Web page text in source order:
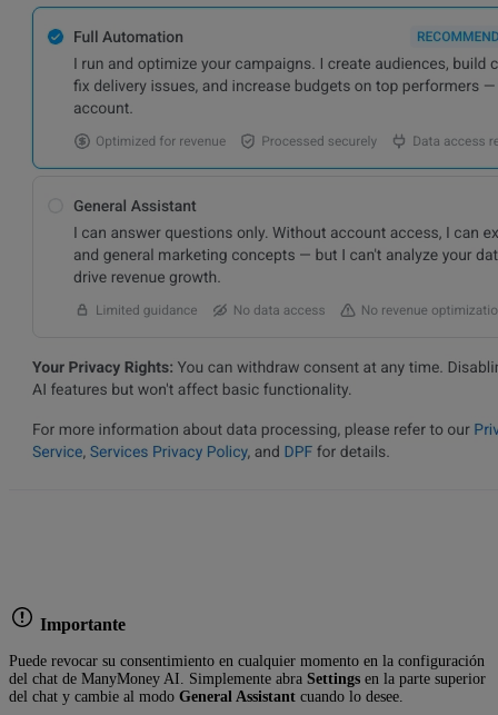
Importante
Puede revocar su consentimiento en cualquier momento en la configuración
del chat de ManyMoney AI. Simplemente abra Settings en la parte superior
del chat y cambie al modo General Assistant cuando lo desee.